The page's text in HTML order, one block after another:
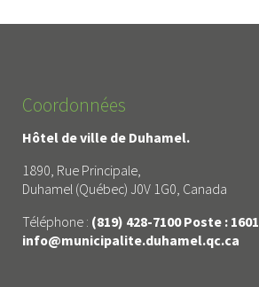
Coordonnées
Hôtel de ville de Duhamel.
1890, Rue Principale,
Duhamel (Québec) J0V 1G0, Canada
Téléphone : (819) 428-7100 Poste : 1601
info@municipalite.duhamel.qc.ca